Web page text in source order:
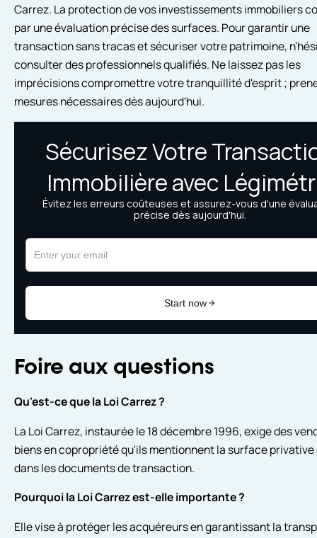
Carrez. La protection de vos investissements immobiliers
par une évaluation précise des surfaces. Pour garantir une
transaction sans tracas et sécuriser votre patrimoine,
consulter des professionnels qualifiés. Ne laissez pas les
imprécisions compromettre votre tranquillité d'esprit ;
mesures nécessaires dès aujourd'hui.
Foire aux questions
Qu'est-ce que la Loi Carrez ?
La Loi Carrez, instaurée le 18 décembre 1996, exige des
biens en copropriété qu'ils mentionnent la surface
dans les documents de transaction.
Pourquoi la Loi Carrez est-elle importante ?
Elle vise à protéger les acquéreurs en garantissant la